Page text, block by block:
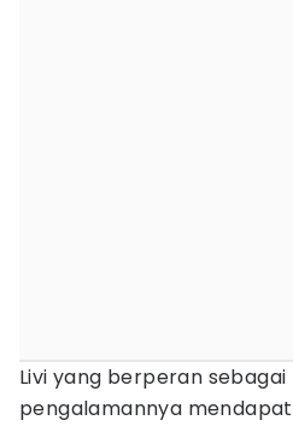
Livi yang berperan
pengalamannya